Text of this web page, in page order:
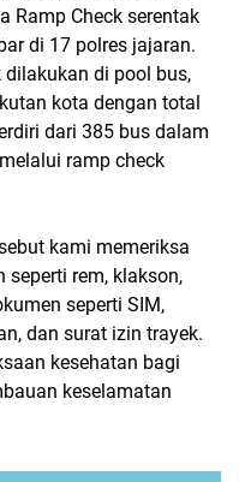
Ramp Check serentak
di 17 polres jajaran.
dilakukan di pool bus,
kota dengan total
dari 385 bus dalam
ramp check
kami memeriksa
seperti rem, klakson,
seperti SIM,
dan surat izin trayek.
kesehatan bagi
keselamatan